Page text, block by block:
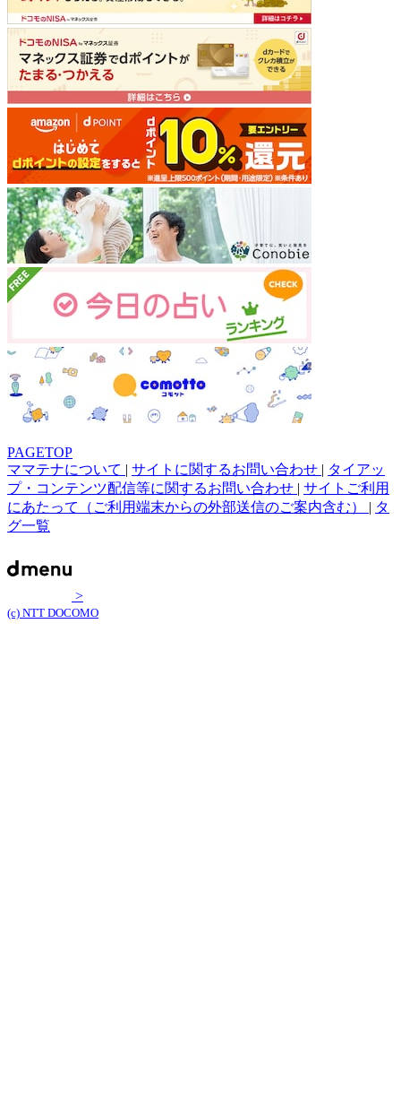
PAGETOP
ママテナについて | サイトに関するお問い合わせ | タイアッ
プ・コンテンツ配信等に関するお問い合わせ | サイトご利用
にあたって（ご利用端末からの外部送信のご案内含む） | タ
グ一覧
>
(c) NTT DOCOMO